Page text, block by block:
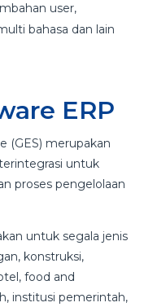
user,
bahasa dan lain
ERP
(GES) merupakan
untuk
proses pengelolaan
untuk segala jenis
konstruksi,
food and
institusi pemerintah,